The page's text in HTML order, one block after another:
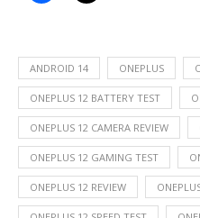
ANDROID 14 ONEPLUS
ONEPLUS 12 BATTERY TEST
ONEPLUS 12 CAMERA REVIEW
ONEPLUS 12 GAMING TEST
ONEPLUS 12 REVIEW